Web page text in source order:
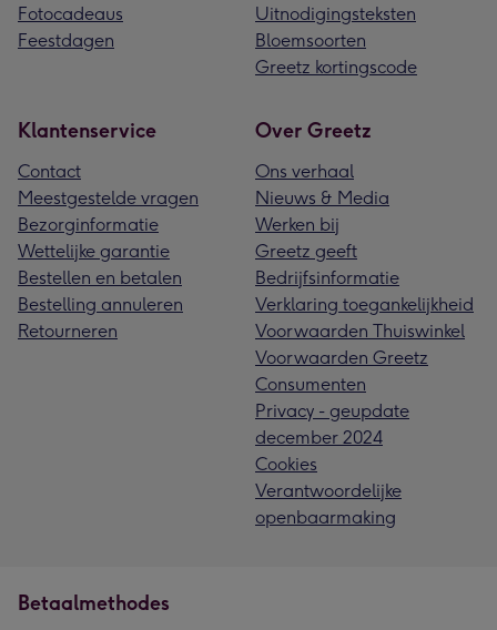
Fotocadeaus
Feestdagen
Uitnodigingsteksten
Bloemsoorten
Greetz kortingscode
Klantenservice
Contact
Meestgestelde vragen
Bezorginformatie
Wettelijke garantie
Bestellen en betalen
Bestelling annuleren
Retourneren
Over Greetz
Ons verhaal
Nieuws & Media
Werken bij
Greetz geeft
Bedrijfsinformatie
Verklaring toegankelijkheid
Voorwaarden Thuiswinkel
Voorwaarden Greetz
Consumenten
Privacy - geupdate
december 2024
Cookies
Verantwoordelijke
openbaarmaking
Betaalmethodes